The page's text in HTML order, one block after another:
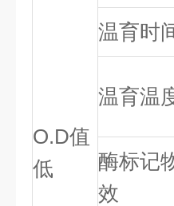
O.D值
低
温育时
温育温
酶标记
效